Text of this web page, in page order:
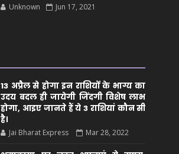
Unknown Jun 17, 2021
13 अप्रैल से होगा इन राशियों के भाग्य का
उदय बदल ही जायेगी जिंदगी विशेष लाभ
होगा, आइए जानते हैं ये 3 राशियां कौन सीं
है।
Jai Bharat Express Mar 28, 2022